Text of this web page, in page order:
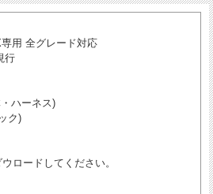
専用 全グレード対応
行
ハーネス)
ク)
ウロードしてください。